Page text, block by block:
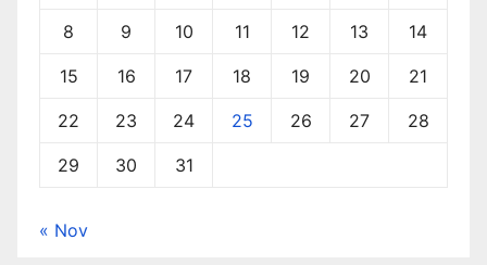
8 9 10 11 12 13 14
15 16 17 18 19 20 21
22 23 24 25 26 27 28
29 30 31
« Nov